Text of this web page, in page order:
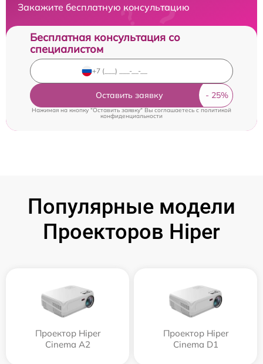
Закажите бесплатную консультацию
Бесплатная консультация со
специалистом
Оставить заявку
Нажимая на кнопку "Оставить заявку" Вы соглашаетесь cполитикой
конфиденциальности
Популярные модели
Проекторов Hiper
Проектор Hiper
Cinema A2
Проектор Hiper
Cinema D1